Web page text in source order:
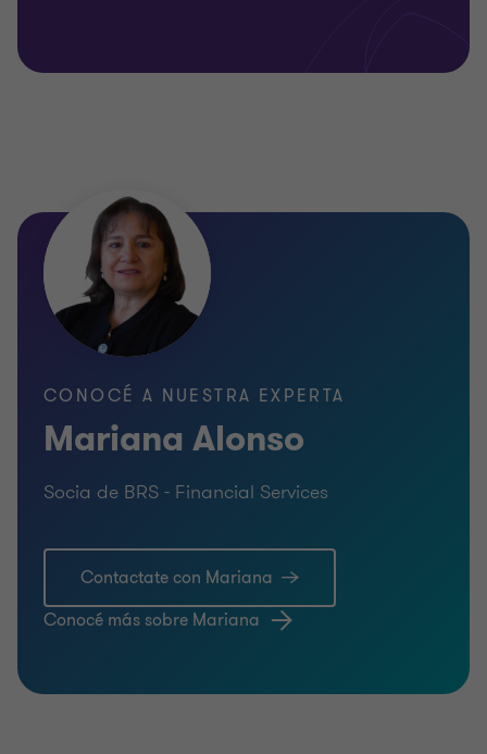
CONOCÉ A NUESTRA EXPERTA
Mariana Alonso
Socia de BRS - Financial Services
Contactate con Mariana
Conocé más sobre Mariana